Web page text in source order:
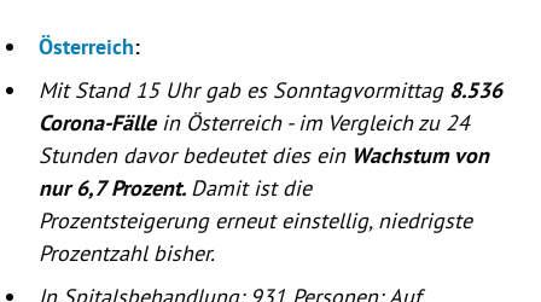
Österreich:
Mit Stand 15 Uhr gab es Sonntagvormittag 8.536
Corona-Fällein Österreich- im Vergleich zu 24
Stunden davor bedeutet dies ein Wachstum von
nur 6,7 Prozent. Damit ist die
Prozentsteigerung erneut einstellig, niedrigste
Prozentzahl bisher.
In Spitalsbehandlung: 931 Personen; Auf